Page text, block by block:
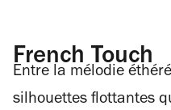
French Touch
Entre la mélodie
silhouettes flottantes